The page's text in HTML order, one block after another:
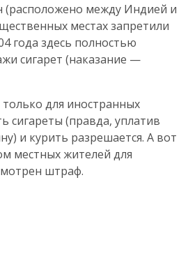
(расположено между Индией и
местах запретили
года здесь полностью
сигарет (наказание —
для иностранных
сигареты (правда, уплатив
и курить разрешается. А вот
местных жителей для
штраф.